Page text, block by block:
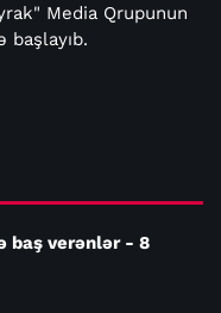
Media Qrupunun
başlayıb.
baş verənlər - 8